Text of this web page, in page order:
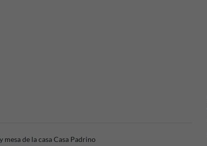
de la casa Casa Padrino